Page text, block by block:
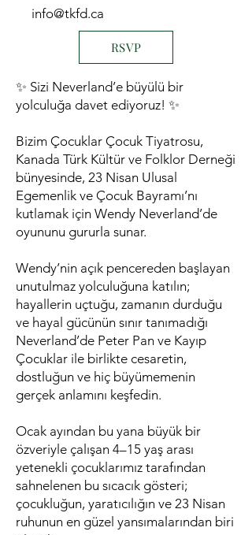
info@tkfd.ca
RSVP
✨ Sizi Neverland’e büyülü bir
yolculuğa davet ediyoruz! ✨
Bizim Çocuklar Çocuk Tiyatrosu,
Kanada Türk Kültür ve Folklor Derneği
bünyesinde, 23 Nisan Ulusal
Egemenlik ve Çocuk Bayramı’nı
kutlamak için Wendy Neverland’de
oyununu gururla sunar.
Wendy’nin açık pencereden başlayan
unutulmaz yolculuğuna katılın;
hayallerin uçtuğu, zamanın durduğu
ve hayal gücünün sınır tanımadığı
Neverland’de Peter Pan ve Kayıp
Çocuklar ile birlikte cesaretin,
dostluğun ve hiç büyümemenin
gerçek anlamını keşfedin.
Ocak ayından bu yana büyük bir
özveriyle çalışan 4–15 yaş arası
yetenekli çocuklarımız tarafından
sahnelenen bu sıcacık gösteri;
çocukluğun, yaratıcılığın ve 23 Nisan
ruhunun en güzel yansımalarından biri